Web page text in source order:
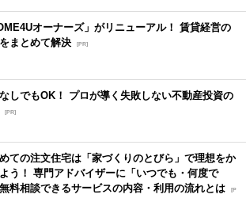
オーナーズ」がリニューアル！ 賃貸経営の
まとめて解決 [PR]
しでもOK！ プロが導く失敗しない不動産投資の
[PR]
ての注文住宅は「家づくりのとびら」で理想をか
う！ 専門アドバイザーに「いつでも・何度で
料相談できるサービスの内容・利用の流れとは [P